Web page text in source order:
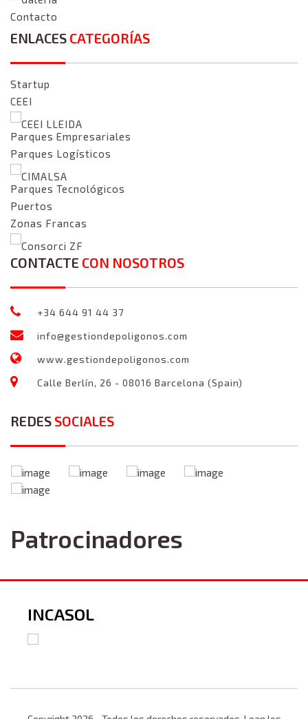
Contacto
ENLACES CATEGORÍAS
Startup
CEEI
CEEI LLEIDA
Parques Empresariales
Parques Logísticos
CIMALSA
Parques Tecnológicos
Puertos
Zonas Francas
Consorci ZF
CONTACTE CON NOSOTROS
+34 644 91 44 37
info@gestiondepoligonos.com
www.gestiondepoligonos.com
Calle Berlín, 26 - 08016 Barcelona (Spain)
REDES SOCIALES
Patrocinadores
INCASOL